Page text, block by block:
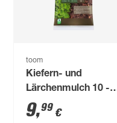
toom
Kiefern- und
Lärchenmulch 10 -
25 mm 50 l
9,99 €